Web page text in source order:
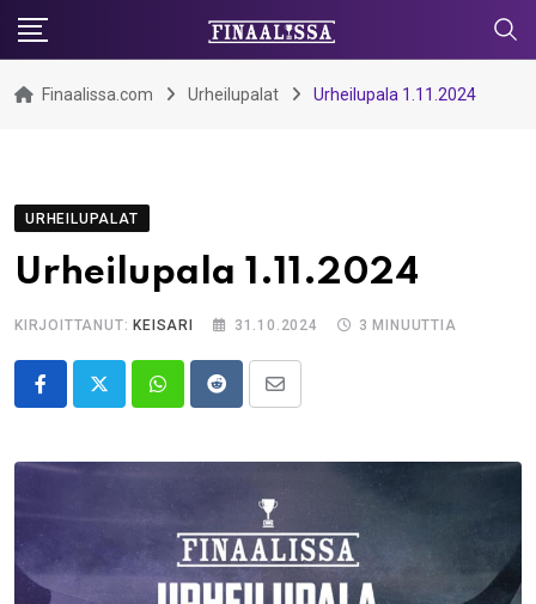
Skip
content
Finaalissa.com Urheilupalat Urheilupala 1.11.2024
URHEILUPALAT
Urheilupala 1.11.2024
KIRJOITTANUT: KEISARI 31.10.2024 3 MINUUTTIA
WhatsappRedditShare
Email